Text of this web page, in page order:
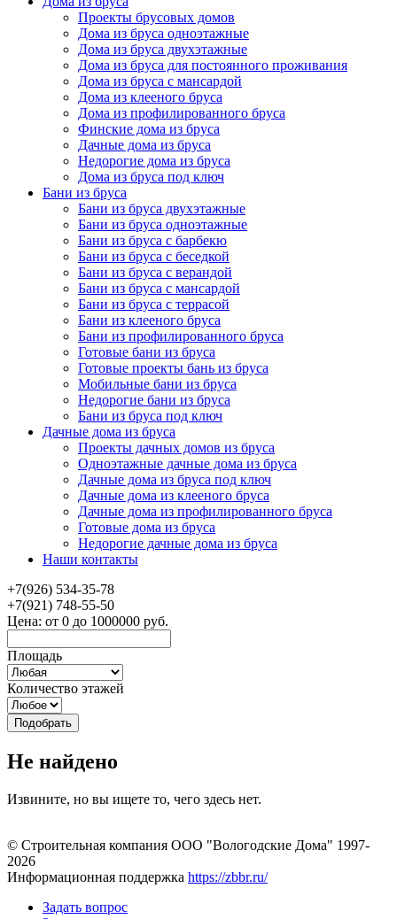
Проекты брусовых домов
Дома из бруса одноэтажные
Дома из бруса двухэтажные
Дома из бруса для постоянного проживания
Дома из бруса с мансардой
Дома из клееного бруса
Дома из профилированного бруса
Финские дома из бруса
Дачные дома из бруса
Недорогие дома из бруса
Дома из бруса под ключ
Бани из бруса
Бани из бруса двухэтажные
Бани из бруса одноэтажные
Бани из бруса с барбекю
Бани из бруса с беседкой
Бани из бруса с верандой
Бани из бруса с мансардой
Бани из бруса с террасой
Бани из клееного бруса
Бани из профилированного бруса
Готовые бани из бруса
Готовые проекты бань из бруса
Мобильные бани из бруса
Недорогие бани из бруса
Бани из бруса под ключ
Дачные дома из бруса
Проекты дачных домов из бруса
Одноэтажные дачные дома из бруса
Дачные дома из бруса под ключ
Дачные дома из клееного бруса
Дачные дома из профилированного бруса
Готовые дома из бруса
Недорогие дачные дома из бруса
Наши контакты
+7(926) 534-35-78
+7(921) 748-55-50
Цена: от 0 до 1000000 руб.
Площадь
Количество этажей
Не найдено
Извините, но вы ищете то, чего здесь нет.
© Строительная компания ООО "Вологодские Дома" 1997-
2026
Информационная поддержка https://zbbr.ru/
Задать вопрос